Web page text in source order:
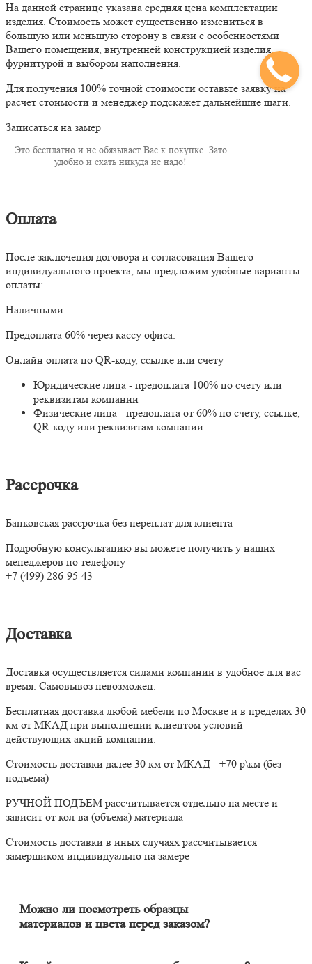
На данной странице указана средняя цена комплектации
изделия. Стоимость может существенно измениться в
большую или меньшую сторону в связи с особенностями
Вашего помещения, внутренней конструкцией изделия,
фурнитурой и выбором наполнения.
Для получения 100% точной стоимости оставьте заявку на
расчёт стоимости и менеджер подскажет дальнейшие шаги.
Записаться на замер
Это бесплатно и не обязывает Вас к покупке. Зато
удобно и ехать никуда не надо!
Оплата
После заключения договора и согласования Вашего
индивидуального проекта, мы предложим удобные варианты
оплаты:
Наличными
Предоплата 60% через кассу офиса.
Онлайн оплата по QR-коду, ссылке или счету
Юридические лица - предоплата 100% по счету или
реквизитам компании
Физические лица - предоплата от 60% по счету, ссылке,
QR-коду или реквизитам компании
Рассрочка
Банковская рассрочка без переплат для клиента
Подробную консультацию вы можете получить у наших
менеджеров по телефону
+7 (499) 286-95-43
Доставка
Доставка осуществляется силами компании в удобное для вас
время. Самовывоз невозможен.
Бесплатная доставка любой мебели по Москве и в пределах 30
км от МКАД при выполнении клиентом условий
действующих акций компании.
Стоимость доставки далее 30 км от МКАД - +70 р\км (без
подъема)
РУЧНОЙ ПОДЪЕМ рассчитывается отдельно на месте и
зависит от кол-ва (объема) материала
Стоимость доставки в иных случаях рассчитывается
замерщиком индивидуально на замере
Можно ли посмотреть образцы
материалов и цвета перед заказом?